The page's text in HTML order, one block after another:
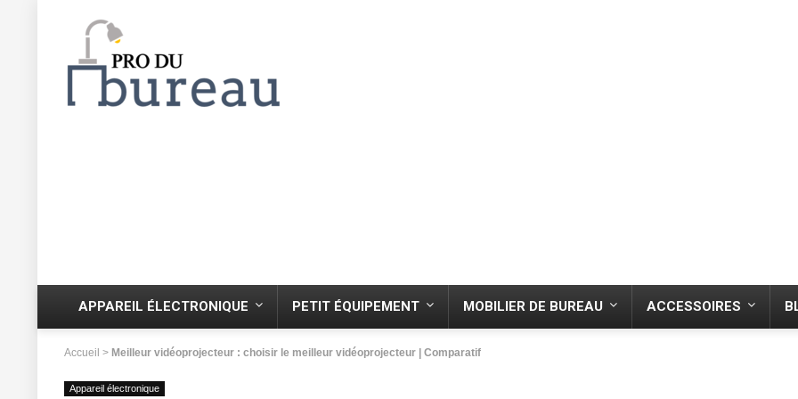
APPAREIL ÉLECTRONIQUE PETIT ÉQUIPEMENT MOBILIER DE BUREAU ACCESSOIRES
Accueil > Meilleur vidéoprojecteur : choisir le meilleur vidéoprojecteur | Comparatif
Appareil électronique